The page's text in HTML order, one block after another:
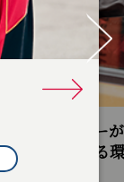
ドライバー
安心できる
Ne
xt